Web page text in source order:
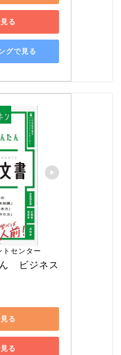
る
グで見る
トセンター
　ビジネス
る
る